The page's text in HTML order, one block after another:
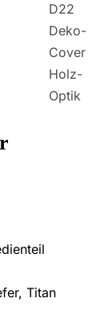
Titan